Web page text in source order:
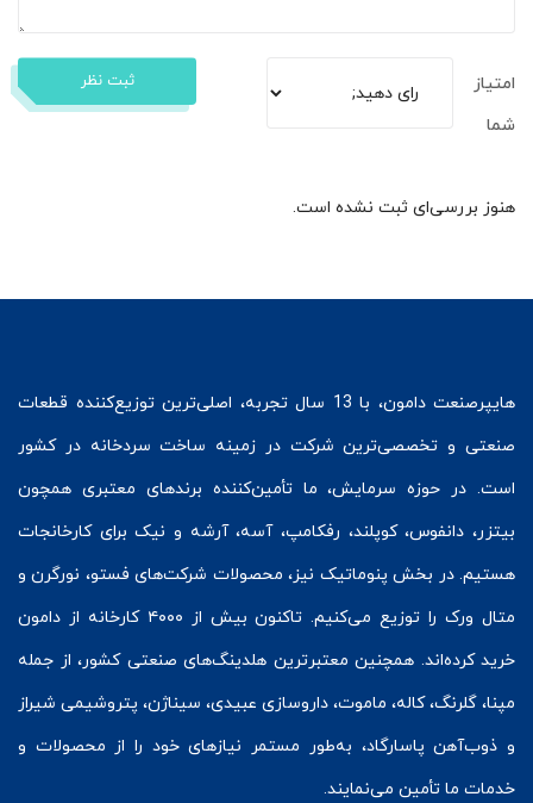
امتیاز
شما
ثبت نظر
هنوز بررسی‌ای ثبت نشده است.
هایپرصنعت
دامون، با 13 سال تجربه، اصلی‌ترین توزیع‌کننده قطعات
صنعتی و تخصصی‌ترین شرکت در زمینه ساخت سردخانه در کشور
است. در حوزه سرمایش، ما تأمین‌کننده برندهای معتبری همچون
بیتزر، دانفوس،کوپلند، رفکامپ، آسه، آرشه و نیک برای کارخانجات
هستیم. در بخش پنوماتیک نیز، محصولات شرکت‌های فستو، نورگرن و
متال ورک
را توزیع می‌کنیم. تاکنون بیش از ۴۰۰۰ کارخانه از دامون
خرید کرده‌اند. همچنین معتبرترین هلدینگ‌های صنعتی کشور، از جمله
مپنا، گلرنگ، کاله، ماموت، داروسازی عبیدی، سیناژن، پتروشیمی شیراز
و ذوب‌آهن پاسارگاد، به‌طور مستمر نیازهای خود را از محصولات و
خدمات ما تأمین می‌نمایند.